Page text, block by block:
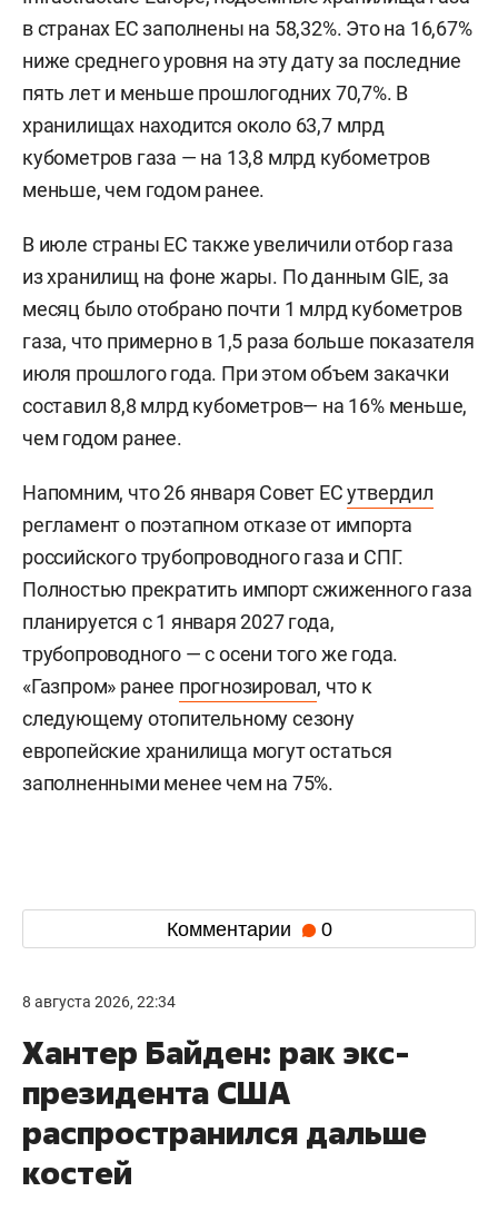
в странах ЕС заполнены на 58,32%. Это на 16,67%
ниже среднего уровня на эту дату за последние
пять лет и меньше прошлогодних 70,7%. В
хранилищах находится около 63,7 млрд
кубометров газа — на 13,8 млрд кубометров
меньше, чем годом ранее.
В июле страны ЕС также увеличили отбор газа
из хранилищ на фоне жары. По данным GIE, за
месяц было отобрано почти 1 млрд кубометров
газа, что примерно в 1,5 раза больше показателя
июля прошлого года. При этом объем закачки
составил 8,8 млрд кубометров— на 16% меньше,
чем годом ранее.
Напомним, что 26 января Совет ЕСутвердил
регламент о поэтапном отказе от импорта
российского трубопроводного газа и СПГ.
Полностью прекратить импорт сжиженного газа
планируется с 1 января 2027 года,
трубопроводного — с осени того же года.
«Газпром» ранее прогнозировал, что к
следующему отопительному сезону
европейские хранилища могут остаться
заполненными менее чем на 75%.
Комментарии 0
8 августа 2026, 22:34
Хантер Байден: рак экс-
президента США
распространился дальше
костей